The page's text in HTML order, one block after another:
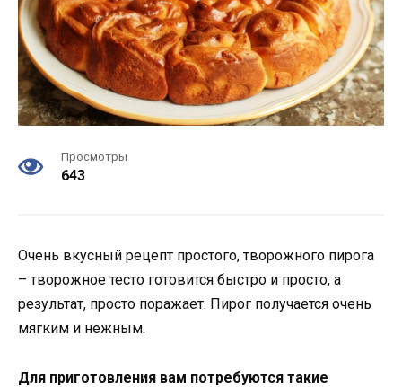
Просмотры
643
Очень вкусный рецепт простого, творожного пирога
– творожное тесто готовится быстро и просто, а
результат, просто поражает. Пирог получается очень
мягким и нежным.
Для приготовления вам потребуются такие